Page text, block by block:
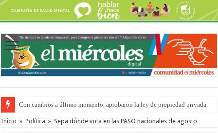
Con cambios a último momento, aprobaron la ley de propiedad privada
Inicio » Política » Sepa dónde vota en las PASO nacionales de agosto